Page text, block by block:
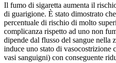
Il fumo di sigaretta aumenta il
di guarigione. È stato dimostrato
percentuale di rischio di molto
complicanza rispetto ad uno non
dipende dal flusso del sangue nella
induce uno stato di vasocostrizione
vasi sanguigni) con conseguente